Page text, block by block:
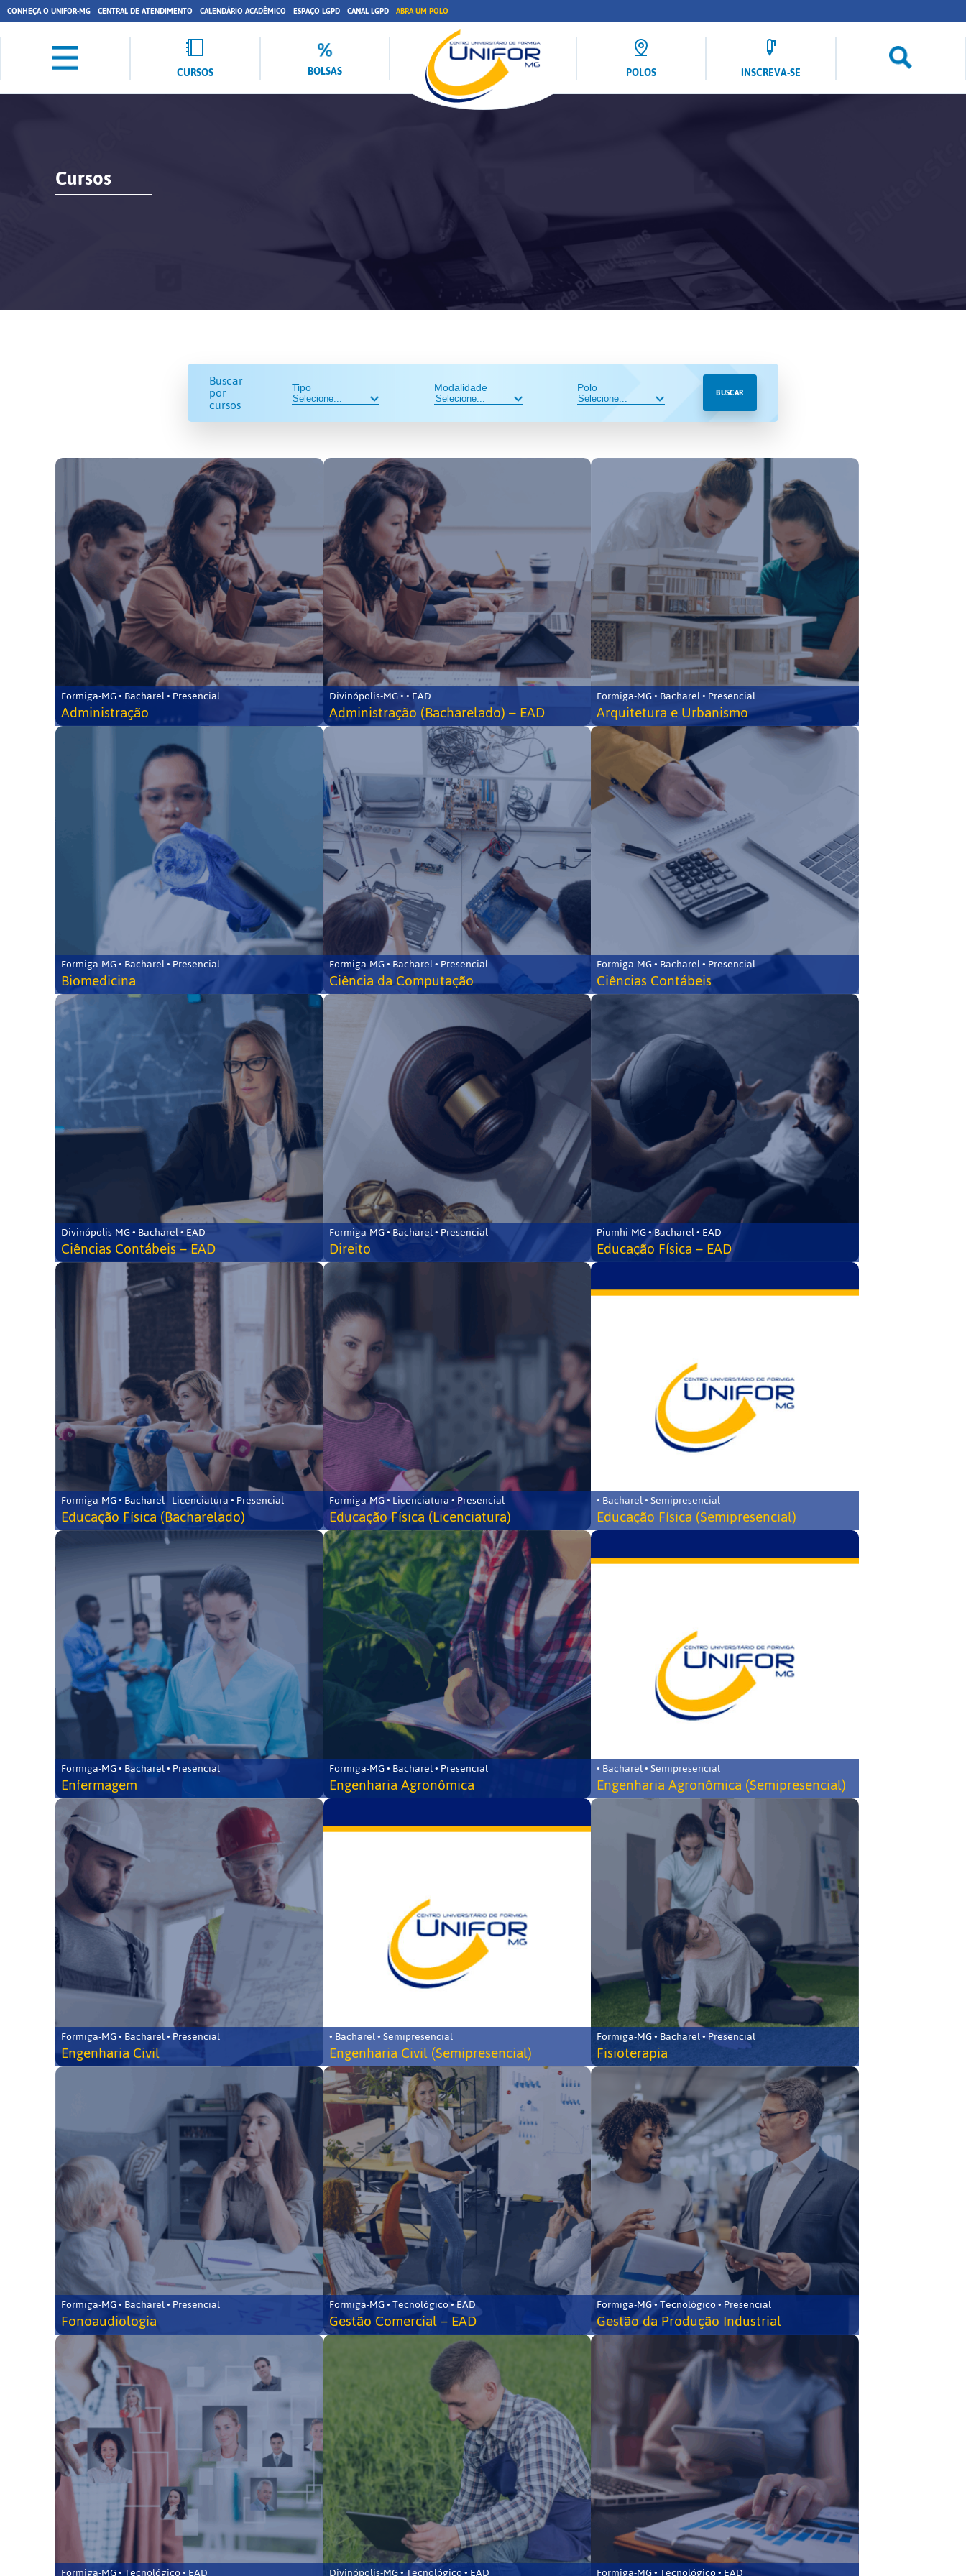
CONHEÇA O UNIFOR-MG CENTRAL DE ATENDIMENTO CALENDÁRIO ACADÊMICO ESPAÇO LGPD CANAL LGPD ABRA UM POLO
CURSOS BOLSAS POLOS INSCREVA-SE
Cursos
Buscar
por
cursos
Tipo Modalidade Polo BUSCAR
Formiga-MG • Bacharel • Presencial
Administração
Divinópolis-MG • • EAD
Administração (Bacharelado) – EAD
Formiga-MG • Bacharel • Presencial
Arquitetura e Urbanismo
Formiga-MG • Bacharel • Presencial
Biomedicina
Formiga-MG • Bacharel • Presencial
Ciência da Computação
Formiga-MG • Bacharel • Presencial
Ciências Contábeis
Divinópolis-MG • Bacharel • EAD
Ciências Contábeis – EAD
Formiga-MG • Bacharel • Presencial
Direito
Piumhi-MG • Bacharel • EAD
Educação Física – EAD
Formiga-MG • Bacharel - Licenciatura • Presencial
Educação Física (Bacharelado)
Formiga-MG • Licenciatura • Presencial
Educação Física (Licenciatura)
• Bacharel • Semipresencial
Educação Física (Semipresencial)
Formiga-MG • Bacharel • Presencial
Enfermagem
Formiga-MG • Bacharel • Presencial
Engenharia Agronômica
• Bacharel • Semipresencial
Engenharia Agronômica (Semipresencial)
Formiga-MG • Bacharel • Presencial
Engenharia Civil
• Bacharel • Semipresencial
Engenharia Civil (Semipresencial)
Formiga-MG • Bacharel • Presencial
Fisioterapia
Formiga-MG • Bacharel • Presencial
Fonoaudiologia
Formiga-MG • Tecnológico • EAD
Gestão Comercial – EAD
Formiga-MG • Tecnológico • Presencial
Gestão da Produção Industrial